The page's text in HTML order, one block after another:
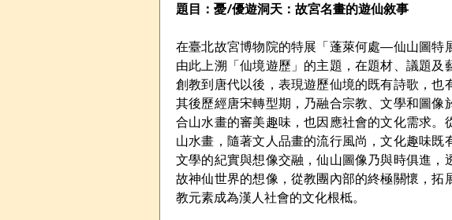
題目：憂/優遊洞天：故宮名畫的遊仙敘事
在臺北故宮博物院的特展「蓬萊何處—仙山圖特
由此上溯「仙境遊歷」的主題，在題材、議題
創教到唐代以後，表現遊歷仙境的既有詩歌，也
其後歷經唐宋轉型期，乃融合宗教、文學和圖
合山水畫的審美趣味，也因應社會的文化需求。
山水畫，隨著文人品畫的流行風尚，文化趣味
文學的紀實與想像交融，仙山圖像乃與時俱進，
故神仙世界的想像，從教團內部的終極關懷，拓
教元素成為漢人社會的文化根柢。